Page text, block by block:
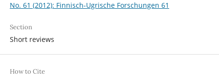
No. 61 (2012): Finnisch-Ugrische Forschungen 61
Section
Short reviews
How to Cite